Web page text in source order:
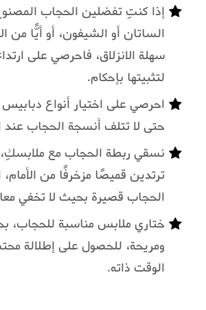
إذا كنتِ تفضلين الحجاب
الساتان أو الشيفون، أو أيًّا من
سهلة الانزلاق، فاحرصي على
لتثبيتها بإحكام.
احرصي على اختيار أنواع
حتى لا تتلف أنسجة الحجاب عند
نسقي ربطة الحجاب مع ملابسكِ،
ترتدين قميصًا مزخرفًا من
الحجاب قصيرة بحيث لا تخفي
ختاري ملابس مناسبة للحجاب،
ومريحة، للحصول على إطلالة
الوقت ذاته.